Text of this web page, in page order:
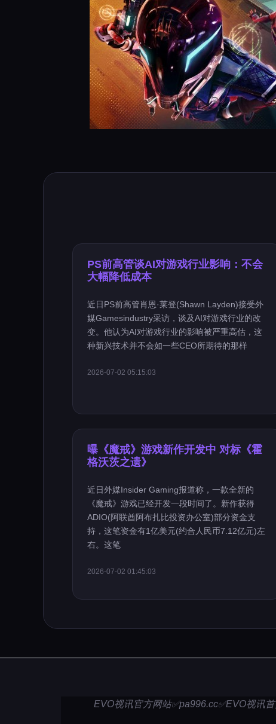
PS前高管谈AI对游戏行业影响：不会
大幅降低成本
近日PS前高管肖恩·莱登(Shawn Layden)接受外
媒Gamesindustry采访，谈及AI对游戏行业的改
变。他认为AI对游戏行业的影响被严重高估，这
种新兴技术并不会如一些CEO所期待的那样
2026-07-02 05:15:03
曝《魔戒》游戏新作开发中 对标《霍
格沃茨之遗》
近日外媒Insider Gaming报道称，一款全新的
《魔戒》游戏已经开发一段时间了。新作获得
ADIO(阿联酋阿布扎比投资办公室)部分资金支
持，这笔资金有1亿美元(约合人民币7.12亿元)左
右。这笔
2026-07-02 01:45:03
EVO视讯官方网站✅pa996.cc✅EVO视讯